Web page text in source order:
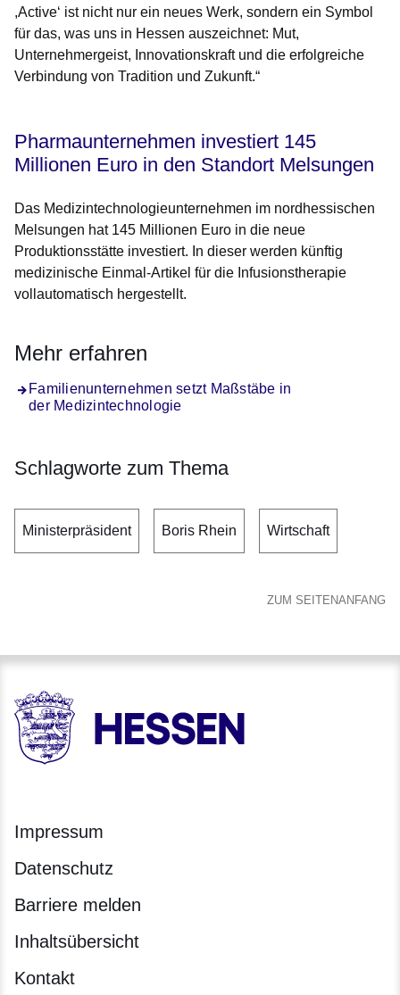
,Active‘ ist nicht nur ein neues Werk, sondern ein Symbol
für das, was uns in Hessen auszeichnet: Mut,
Unternehmergeist, Innovationskraft und die erfolgreiche
Verbindung von Tradition und Zukunft.“
Pharmaunternehmen investiert 145
Millionen Euro in den Standort Melsungen
Das Medizintechnologieunternehmen im nordhessischen
Melsungen hat 145 Millionen Euro in die neue
Produktionsstätte investiert. In dieser werden künftig
medizinische Einmal-Artikel für die Infusionstherapie
vollautomatisch hergestellt.
Mehr erfahren
Familienunternehmen setzt Maßstäbe in
der Medizintechnologie
Schlagworte zum Thema
Ministerpräsident Boris Rhein Wirtschaft
ZUM SEITENANFANG
HESSEN - Hessische Landesregierung
Impressum
Datenschutz
Barriere melden
Inhaltsübersicht
Kontakt